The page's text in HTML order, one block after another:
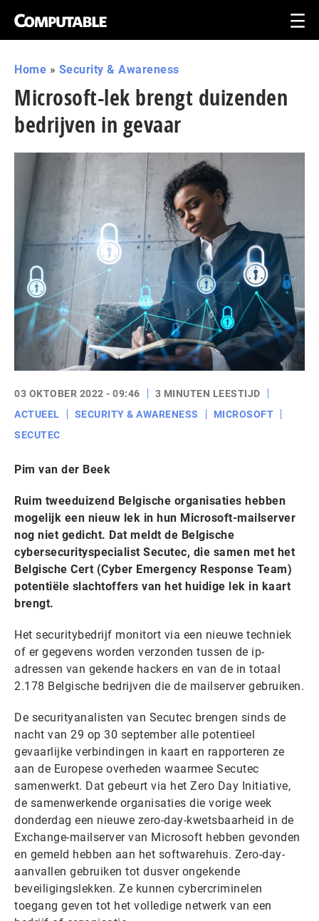
Home » Security & Awareness
Microsoft-lek brengt duizenden
bedrijven in gevaar
03 OKTOBER 2022 - 09:46
3 MINUTEN LEESTIJD
ACTUEEL
SECURITY & AWARENESS
MICROSOFT
SECUTEC
Pim van der Beek
Ruim tweeduizend Belgische organisaties hebben
mogelijk een nieuw lek in hun Microsoft-mailserver
nog niet gedicht. Dat meldt de Belgische
cybersecurityspecialist Secutec, die samen met het
Belgische Cert (Cyber Emergency Response Team)
potentiële slachtoffers van het huidige lek in kaart
brengt.
Het securitybedrijf monitort via een nieuwe techniek
of er gegevens worden verzonden tussen de ip-
adressen van gekende hackers en van de in totaal
2.178 Belgische bedrijven die de mailserver gebruiken.
De securityanalisten van Secutec brengen sinds de
nacht van 29 op 30 september alle potentieel
gevaarlijke verbindingen in kaart en rapporteren ze
aan de Europese overheden waarmee Secutec
samenwerkt. Dat gebeurt via het Zero Day Initiative,
de samenwerkende organisaties die vorige week
donderdag een nieuwe zero-day-kwetsbaarheid in de
Exchange-mailserver van Microsoft hebben gevonden
en gemeld hebben aan het softwarehuis. Zero-day-
aanvallen gebruiken tot dusver ongekende
beveiligingslekken. Ze kunnen cybercriminelen
toegang geven tot het volledige netwerk van een